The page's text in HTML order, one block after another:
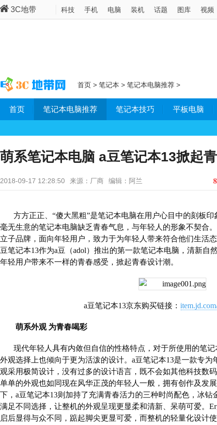
3C地带 科技 手机 电脑 装机 话题 图库 视频
首页 > 笔记本 > 笔记本电脑推荐 >
首页 笔记本电脑推荐 笔记本技巧 平板电脑
萌系笔记本电脑 a豆笔记本13掀起
2018-09-17 12:28:50 来源：厂商 编辑：阿兰
方方正正、“傻大黑粗”是笔记本电脑在用户心目中的刻板
毫无生意的笔记本电脑缺乏青春气息，与年轻人的形象不契合。
立子品牌，面向年轻用户，致力于为年轻人带来符合他们生活
豆笔记本13作为a豆（adol）推出的第一款笔记本电脑，清新自
年轻用户带来不一样的青春感受，掀起青春设计潮。
a豆笔记本13京东购买链接：
萌系外观 为青春喝彩
现代年轻人具有内敛但自信的性格特点，对于所使用的笔
外观选择上也倾向于更为活泼的设计。 a豆笔记本13是一款专为
观采用极简设计，没有过多的设计语言，既不会如其他科技数
单单的外观也如同现在风华正茂的年轻人一般，拥有创作及发
下， a豆笔记本13则加持了充满青春活力的三种时尚配色，冰
满足不同选择，让整机的外观呈现更显柔和清新、呆萌可爱。
启后显得与众不同，踮起脚尖更显可爱，而整机的轻量化设计